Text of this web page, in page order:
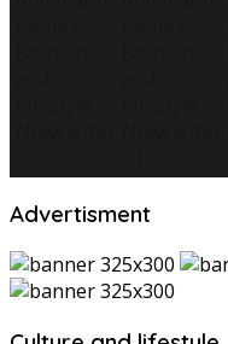
Advertisment